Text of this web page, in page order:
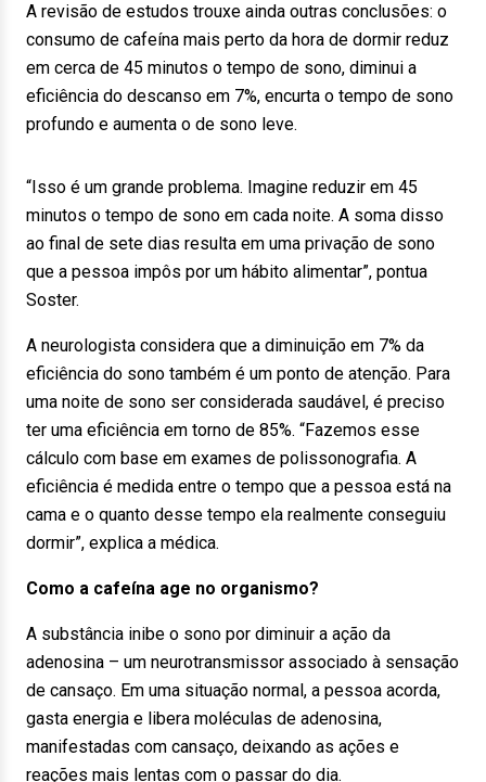
A revisão de estudos trouxe ainda outras conclusões: o
consumo de cafeína mais perto da hora de dormir reduz
em cerca de 45 minutos o tempo de sono, diminui a
eficiência do descanso em 7%, encurta o tempo de sono
profundo e aumenta o de sono leve.
“Isso é um grande problema. Imagine reduzir em 45
minutos o tempo de sono em cada noite. A soma disso
ao final de sete dias resulta em uma privação de sono
que a pessoa impôs por um hábito alimentar”, pontua
Soster.
A neurologista considera que a diminuição em 7% da
eficiência do sono também é um ponto de atenção. Para
uma noite de sono ser considerada saudável, é preciso
ter uma eficiência em torno de 85%. “Fazemos esse
cálculo com base em exames de polissonografia. A
eficiência é medida entre o tempo que a pessoa está na
cama e o quanto desse tempo ela realmente conseguiu
dormir”, explica a médica.
Como a cafeína age no organismo?
A substância inibe o sono por diminuir a ação da
adenosina – um neurotransmissor associado à sensação
de cansaço. Em uma situação normal, a pessoa acorda,
gasta energia e libera moléculas de adenosina,
manifestadas com cansaço, deixando as ações e
reações mais lentas com o passar do dia.